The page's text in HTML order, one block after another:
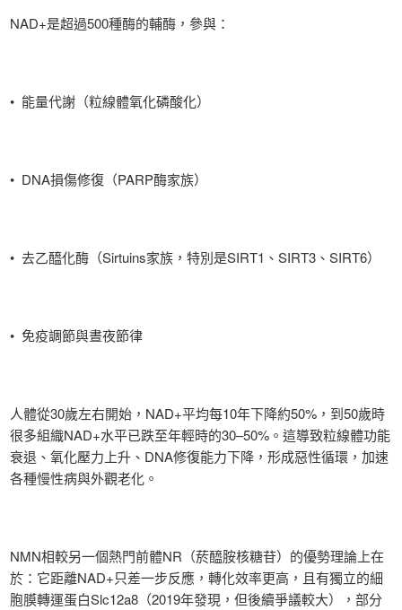
NAD+是超過500種酶的輔酶，參與：
• 能量代謝（粒線體氧化磷酸化）
• DNA損傷修復（PARP酶家族）
• 去乙醯化酶（Sirtuins家族，特別是SIRT1、SIRT3、SIRT6）
• 免疫調節與晝夜節律
人體從30歲左右開始，NAD+平均每10年下降約50%，到50歲時
很多組織NAD+水平已跌至年輕時的30–50%。這導致粒線體功能
衰退、氧化壓力上升、DNA修復能力下降，形成惡性循環，加速
各種慢性病與外觀老化。
NMN相較另一個熱門前體NR（菸醯胺核糖苷）的優勢理論上在
於：它距離NAD+只差一步反應，轉化效率更高，且有獨立的細
胞膜轉運蛋白Slc12a8（2019年發現，但後續爭議較大），部分